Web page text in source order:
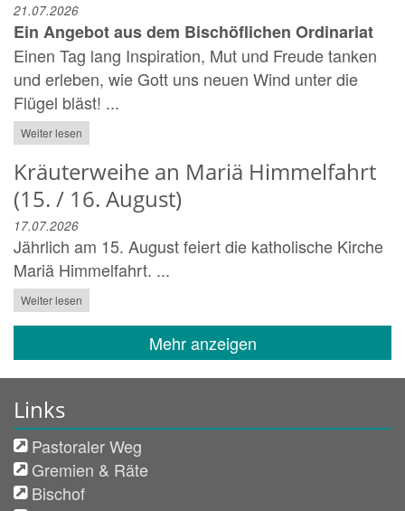
21.07.2026
Ein Angebot aus dem Bischöflichen Ordinariat
Einen Tag lang Inspiration, Mut und Freude tanken
und erleben, wie Gott uns neuen Wind unter die
Flügel bläst! ...
Weiter lesen
Kräuterweihe an Mariä Himmelfahrt
(15. / 16. August)
17.07.2026
Jährlich am 15. August feiert die katholische Kirche
Mariä Himmelfahrt. ...
Weiter lesen
Mehr anzeigen
Links
Pastoraler Weg
Gremien & Räte
Bischof